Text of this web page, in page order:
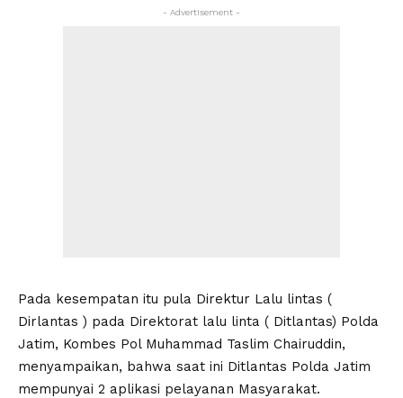
- Advertisement -
Pada kesempatan itu pula Direktur Lalu lintas (
Dirlantas ) pada Direktorat lalu linta ( Ditlantas) Polda
Jatim, Kombes Pol Muhammad Taslim Chairuddin,
menyampaikan, bahwa saat ini Ditlantas Polda Jatim
mempunyai 2 aplikasi pelayanan Masyarakat.